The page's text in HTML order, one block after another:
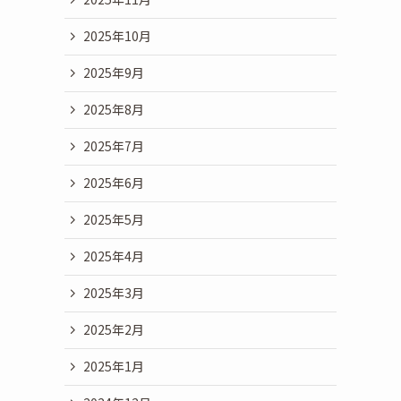
2025年10月
2025年9月
2025年8月
2025年7月
2025年6月
2025年5月
2025年4月
2025年3月
2025年2月
2025年1月